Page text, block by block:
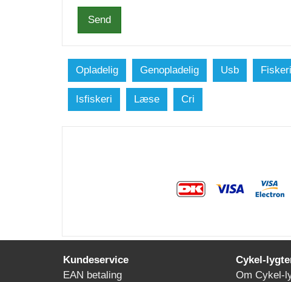
Send
Opladelig Genopladelig Usb Fiskeri
Isfiskeri Læse Cri
Kundeservice
EAN betaling
Cykel-
Om Cykel-